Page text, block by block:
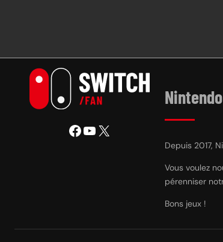
Facebook YouTube X
Depuis 2017,
Vous voulez
pérenniser
Bons jeux !